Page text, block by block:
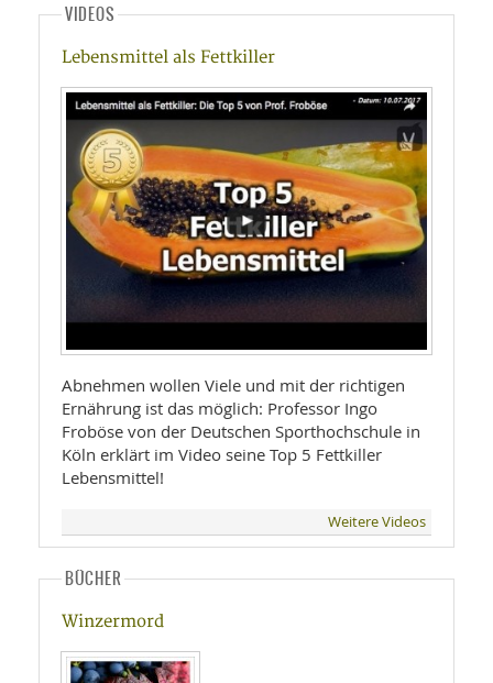
VIDEOS
Lebensmittel als Fettkiller
Abnehmen wollen Viele und mit der richtigen
Ernährung ist das möglich: Professor Ingo
Froböse von der Deutschen Sporthochschule in
Köln erklärt im Video seine Top 5 Fettkiller
Lebensmittel!
Weitere Videos
BÜCHER
Winzermord